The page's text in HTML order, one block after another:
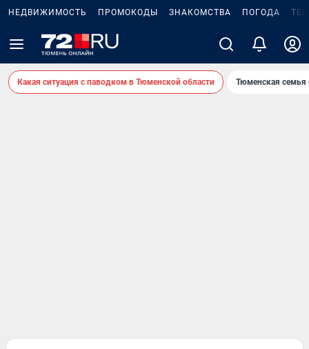
НЕДВИЖИМОСТЬ ПРОМОКОДЫ ЗНАКОМСТВА ПОГОДА
Какая ситуация с паводком в Тюменской области Тюменская семья